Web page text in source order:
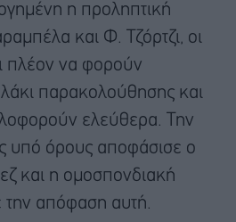
η προληπτική
και Φ. Τζόρτζι, οι
πλέον να φορούν
παρακολούθησης και
ελεύθερα. Την
υπό όρους αποφάσισε ο
και η ομοσπονδιακή
την απόφαση αυτή.